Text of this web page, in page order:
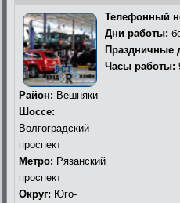
Телефонный
Дни работы:
Праздничные
Часы работы:
Район: Вешняки
Шоссе:
Волгоградский
проспект
Метро: Рязанский
проспект
Округ: Юго-